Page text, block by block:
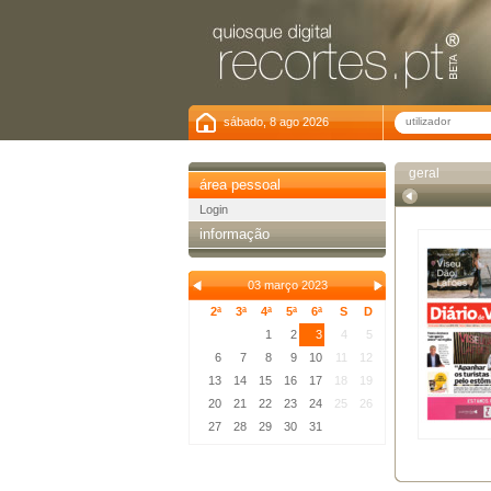
sábado, 8 ago 2026
área pessoal
Login
informação
03 março 2023
2ª
3ª 4ª 5ª 6ª S
D
1
2 3 4
5
6
7 8 9 10 11
12
13
14 15 16 17 18
19
20
21 22 23 24 25
26
27
28 29 30 31
geral